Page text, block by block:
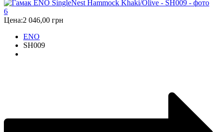
Цена:2 046,00 грн
ENO
SH009